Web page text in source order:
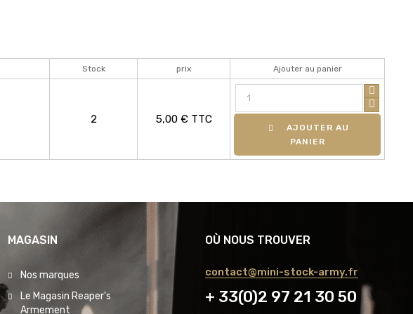
Stock prix Ajouter au panier
2 5,00 € TTC
PANIER
OÙ NOUS TROUVER
contact@mini-stock-army.fr
+ 33(0)2 97 21 30 50
MAGASIN
Nos marques
Le Magasin Reaper's
Armement